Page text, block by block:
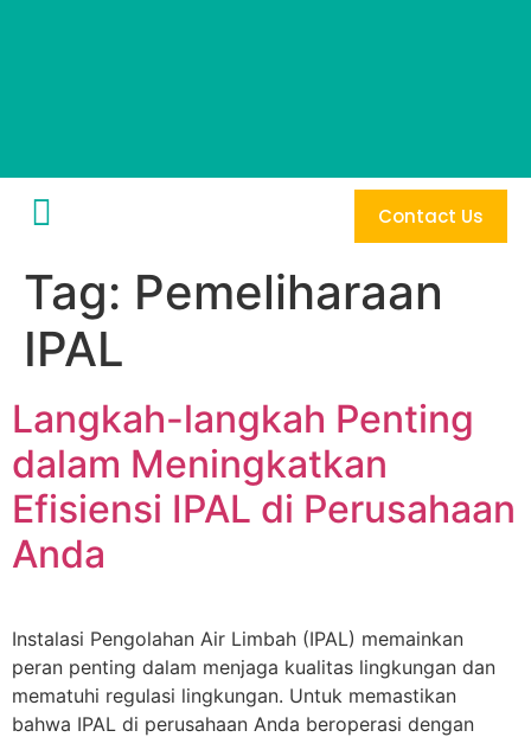
Contact Us
Tag: Pemeliharaan
IPAL
Langkah-langkah Penting
dalam Meningkatkan
Efisiensi IPAL di Perusahaan
Anda
Instalasi Pengolahan Air Limbah (IPAL) memainkan
peran penting dalam menjaga kualitas lingkungan dan
mematuhi regulasi lingkungan. Untuk memastikan
bahwa IPAL di perusahaan Anda beroperasi dengan